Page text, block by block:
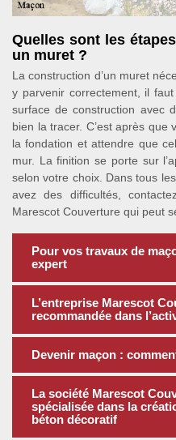
Quelles sont les
un muret ?
La construction d’un muret
y parvenir correctement, il
surface de construction avec
bien la tracer. C’est après que
la fondation et attendre que
mur. La finition se porte sur
selon votre choix. Dans tous
avez des difficultés,
Marescot Couverture qui peut
Pour vos travaux de
expert
L’entreprise Marescot
recommandée dans
Devenir maçon :
La société Marescot
spécialisée dans la
béton décoratif